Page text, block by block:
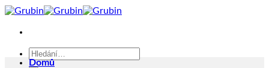
Hledat:
Domů